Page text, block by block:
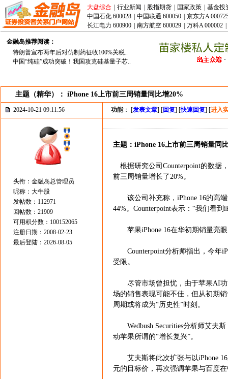
大盘综合 行业新闻 股指期货 国家政策
基金投
中国石化 600028
中国联通 600050
京东方A
长江电力 600900
南方航空 600029 万科A 000002
金融岛推荐阅读：
特朗普宣布两年后对仿制药征收100%关税..
中国“纯硅”成功突破！我国攻克硅基量子芯..
主题（精华）： iPhone 16上市前三周销量同比增20%
2024-10-21 09:11:56 功能： [发表文章] [回复] [快速回复] [进入
头衔：金融岛总管理员
昵称：大牛股
发帖数：112971
回帖数：21909
可用积分数：100152065
注册日期：2008-02-23
最后登陆：2026-08-05
主题：iPhone 16上市前三周销量同
根据研究公司Counterpoint的数据
前三周销量增长了20%。
该公司补充称，iPhone 16的高端
44%。Counterpoint表示：“我们看
苹果iPhone 16在华初期销量亮眼
Counterpoint分析师指出，今年
受限。
尽管市场曾担忧，由于苹果AI功能
场的销售表现可能不佳，但从初期
周期或将成为“历史性”时刻。
Wedbush Securities分析师艾夫斯
动苹果所谓的“增长复兴”。
艾夫斯将此次扩张与以iPhone 16
元的目标价，再次强调苹果与百度